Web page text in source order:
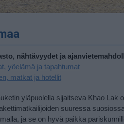
nähtävyydet ja
yöelämä ja tapahtumat
matkat ja hotellit
yläpuolella sijaitseva Khao Lak
suuressa
ja se on hyvä paikka